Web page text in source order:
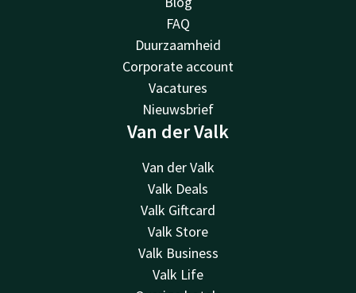
FAQ
Duurzaamheid
Corporate account
Vacatures
Nieuwsbrief
Van der Valk
Van der Valk
Valk Deals
Valk Giftcard
Valk Store
Valk Business
Valk Life